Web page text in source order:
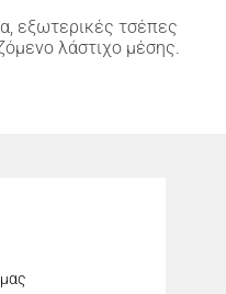
εξωτερικές τσέπες
λάστιχο μέσης.